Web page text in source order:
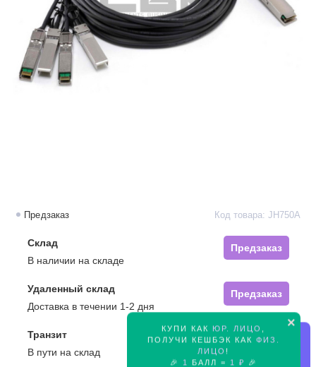
×
КУПИ КАК ЮР. ЛИЦО
ПОЛУЧИ КЕШБЭК КАК ФИЗ.
ЛИЦО !
🎉
1 БАЛЛ = 1 ₽ 🎉
Предзаказ Код товара: JH750A
Склад
Предзаказ
В наличии на складе
Удаленный склад
Предзаказ
Доставка в течении 1-2 дня
Транзит
Предзаказ
В пути на склад